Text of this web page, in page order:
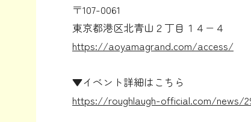
〒107-0061
東京都港区北青山２丁目１４−４
https://aoyamagrand.com/access/
▼イベント詳細はこちら
https://roughlaugh-official.com/news/